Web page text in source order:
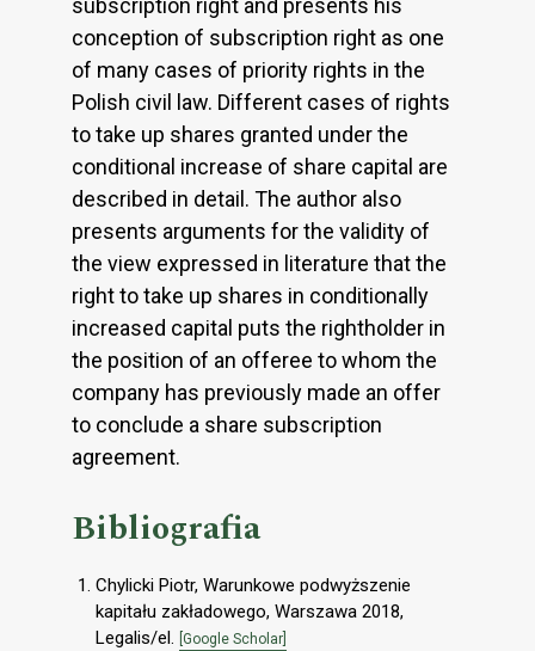
conception of subscription right as one
of many cases of priority rights in the
Polish civil law. Different cases of rights
to take up shares granted under the
conditional increase of share capital are
described in detail. The author also
presents arguments for the validity of
the view expressed in literature that the
right to take up shares in conditionally
increased capital puts the rightholder in
the position of an offeree to whom the
company has previously made an offer
to conclude a share subscription
agreement.
Bibliografia
Chylicki Piotr, Warunkowe podwyższenie
kapitału zakładowego, Warszawa 2018,
Legalis/el.
[Google Scholar]